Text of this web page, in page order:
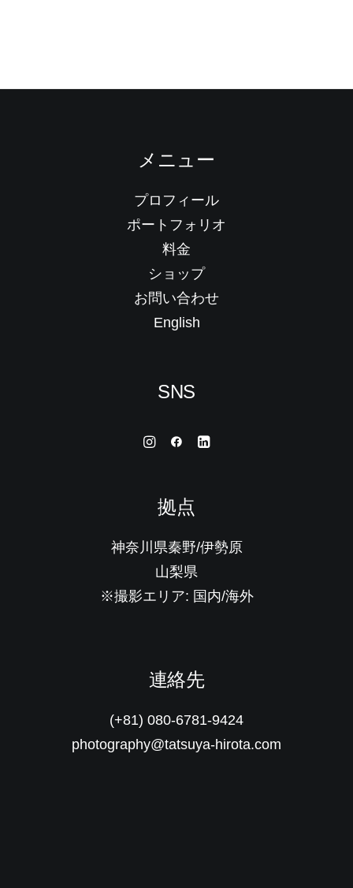
メニュー
プロフィール
ポートフォリオ
料金
ショップ
お問い合わせ
English
SNS
拠点
神奈川県秦野/伊勢原
山梨県
※撮影エリア: 国内/海外
連絡先
(+81) 080-6781-9424
photography@tatsuya-hirota.com